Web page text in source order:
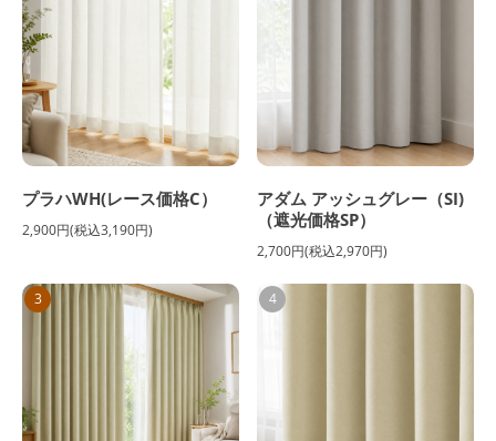
プラハWH(レース価格C）
2,900円(税込3,190円)
アダム アッシュグレー（SI)
（遮光価格SP）
2,700円(税込2,970円)
3 4